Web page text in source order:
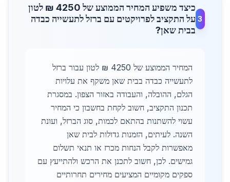
3
כיצד משפיע המחיר הממוצע של 4250 ₪ לטון
על התקציב לפרויקטים עם ברזל לתעשייה כבדה
בבית שאן?
המחיר הממוצע של 4250 ₪ לטון עבור ברזל
לתעשייה כבדה בבית שאן משקף את עלויות
הגלם, ההובלה, והעבודה באזור הצפון. במסגרת
תכנון התקציב, חשוב לקחת בחשבון כי המחיר
עשוי להשתנות בהתאם לכמות, סוג הברזל, ועונת
השנה. לעיתים, הזמנות גדולות לבית שאן
מאפשרות לקבל הנחות מכרז או תנאי תשלום
גמישים. לכן, חשוב לתכנן את הרכש ולהתייעץ עם
ספקים מקומיים המציעים מחירים תחרותיים